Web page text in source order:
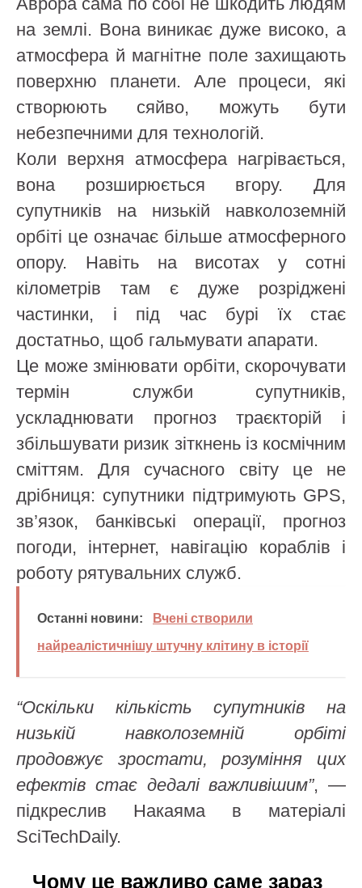
на землі. Вона виникає дуже високо, а
атмосфера й магнітне поле захищають
поверхню планети. Але процеси, які
створюють сяйво, можуть бути
небезпечними для технологій.
Коли верхня атмосфера нагрівається,
вона розширюється вгору. Для
супутників на низькій навколоземній
орбіті це означає більше атмосферного
опору. Навіть на висотах у сотні
кілометрів там є дуже розріджені
частинки, і під час бурі їх стає
достатньо, щоб гальмувати апарати.
Це може змінювати орбіти, скорочувати
термін служби супутників,
ускладнювати прогноз траєкторій і
збільшувати ризик зіткнень із космічним
сміттям. Для сучасного світу це не
дрібниця: супутники підтримують GPS,
зв’язок, банківські операції, прогноз
погоди, інтернет, навігацію кораблів і
роботу рятувальних служб.
Останні новини:
Вчені створили
найреалістичнішу штучну клітину в історії
“Оскільки кількість супутників на
низькій навколоземній орбіті
продовжує зростати, розуміння цих
ефектів стає дедалі важливішим”, —
підкреслив Накаяма в матеріалі
SciTechDaily.
Чому це важливо саме зараз